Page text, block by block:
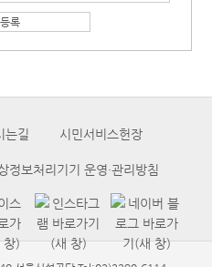
는길 시민서비스헌장
정보처리기기 운영·관리방침